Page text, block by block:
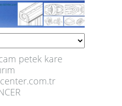
petek kare